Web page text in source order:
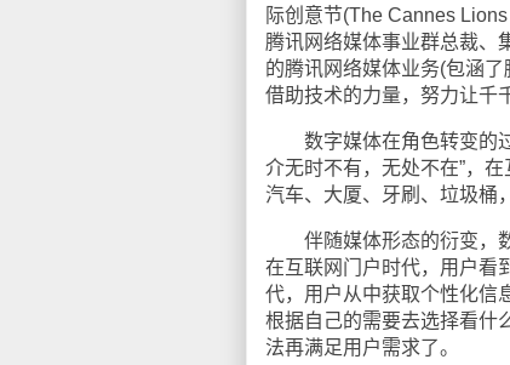
际创意节(The Cannes
腾讯网络媒体事业群总裁、
的腾讯网络媒体业务(包涵
借助技术的力量，努力让千
数字媒体在角色转变的过
介无时不有，无处不在”，
汽车、大厦、牙刷、垃圾桶
伴随媒体形态的衍变，数
在互联网门户时代，用户看
代，用户从中获取个性化信
根据自己的需要去选择看什
法再满足用户需求了。